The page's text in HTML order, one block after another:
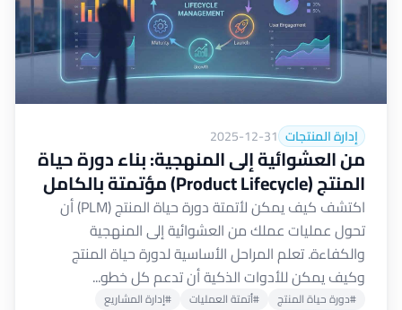
إدارة المنتجات 2025-12-31
من العشوائية إلى المنهجية: بناء دورة حياة
المنتج (Product Lifecycle) مؤتمتة بالكامل
اكتشف كيف يمكن لأتمتة دورة حياة المنتج (PLM) أن
تحول عمليات عملك من العشوائية إلى المنهجية
والكفاءة. تعلم المراحل الأساسية لدورة حياة المنتج
وكيف يمكن للأدوات الذكية أن تدعم كل خطو...
#دورة حياة المنتج #أتمتة العمليات #إدارة المشاريع